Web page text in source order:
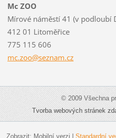
Mc ZOO
Mírové náměstí 41 (v podloubí
412 01 Litoměřice
775 115 606
mc.zoo@seznam.cz
© 2009 Všechna
Tvorba webových stránek
Zobrazit: Mobilní verzi Standardní